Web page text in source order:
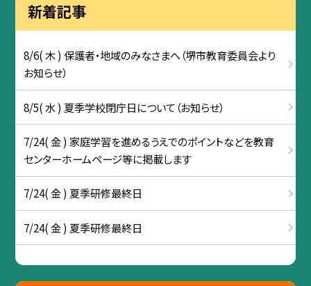
新着記事
8/6( 木 ) 保護者・地域のみなさまへ（堺市教育委員会より
お知らせ）
8/5( 水 ) 夏季学校閉庁日について（お知らせ）
7/24( 金 ) 家庭学習を進めるうえでのポイントなどを教育
センターホームページ等に掲載します
7/24( 金 ) 夏季研修最終日
7/24( 金 ) 夏季研修最終日